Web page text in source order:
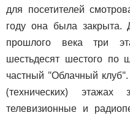
для посетителей
году она была закрыта.
прошлого века три
шестьдесят шестого по
частный "Облачный
(технических)
телевизионные и